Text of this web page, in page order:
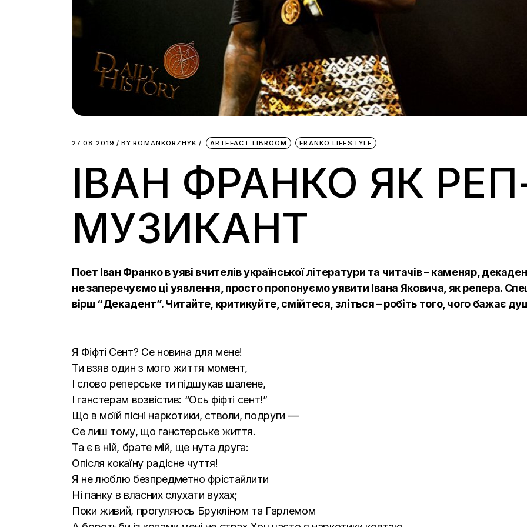
27.08.2019 BY ROMANKORZHYK ARTEFACT.LIBROOM FRANKO LIFESTYLE
ІВАН ФРАНКО ЯК
МУЗИКАНТ
Поет Іван Франко в уяві вчителів української літератури та читачів – каменяр,
не заперечуємо ці уявлення, просто пропонуємо уявити Івана Яковича, як репера.
вірш “Декадент”. Читайте, критикуйте, смійтеся, зліться – робіть того, чого бажає
Я Фіфті Сент? Се новина для мене!
Ти взяв один з мого життя момент,
І слово реперське ти підшукав шалене,
І ганстерам возвістив: “Ось фіфті сент!”
Що в моїй пісні наркотики, стволи, подруги —
Се лиш тому, що ганстерське життя.
Та є в ній, брате мій, ще нута друга:
Опісля кокаїну радісне чуття!
Я не люблю безпредметно фрістайлити
Ні панку в власних слухати вухах;
Поки живий, прогуляюсь Брукліном та Гарлемом